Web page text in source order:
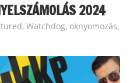
2024
, Watchdog, oknyomozás,